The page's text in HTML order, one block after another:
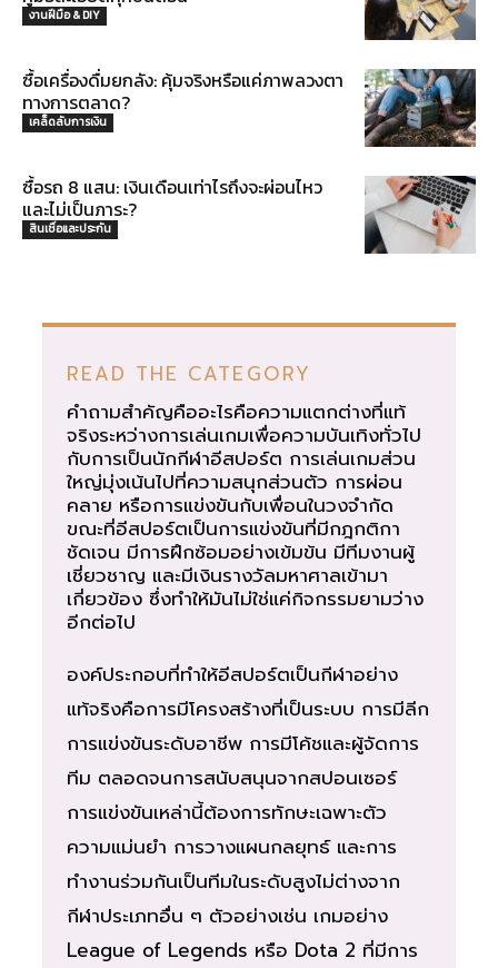
งานฝีมือ & DIY
ซื้อเครื่องดื่มยกลัง: คุ้มจริงหรือแค่ภาพลวงตา
ทางการตลาด?
เคล็ดลับการเงิน
ซื้อรถ 8 แสน: เงินเดือนเท่าไรถึงจะผ่อนไหว
และไม่เป็นภาระ?
สินเชื่อและประกัน
READ THE CATEGORY
คำถามสำคัญคืออะไรคือความแตกต่างที่แท้
จริงระหว่างการเล่นเกมเพื่อความบันเทิงทั่วไป
กับการเป็นนักกีฬาอีสปอร์ต การเล่นเกมส่วน
ใหญ่มุ่งเน้นไปที่ความสนุกส่วนตัว การผ่อน
คลาย หรือการแข่งขันกับเพื่อนในวงจำกัด
ขณะที่อีสปอร์ตเป็นการแข่งขันที่มีกฎกติกา
ชัดเจน มีการฝึกซ้อมอย่างเข้มข้น มีทีมงานผู้
เชี่ยวชาญ และมีเงินรางวัลมหาศาลเข้ามา
เกี่ยวข้อง ซึ่งทำให้มันไม่ใช่แค่กิจกรรมยามว่าง
อีกต่อไป
องค์ประกอบที่ทำให้อีสปอร์ตเป็นกีฬาอย่าง
แท้จริงคือการมีโครงสร้างที่เป็นระบบ การมีลีก
การแข่งขันระดับอาชีพ การมีโค้ชและผู้จัดการ
ทีม ตลอดจนการสนับสนุนจากสปอนเซอร์
การแข่งขันเหล่านี้ต้องการทักษะเฉพาะตัว
ความแม่นยำ การวางแผนกลยุทธ์ และการ
ทำงานร่วมกันเป็นทีมในระดับสูงไม่ต่างจาก
กีฬาประเภทอื่น ๆ ตัวอย่างเช่น เกมอย่าง
League of Legends หรือ Dota 2 ที่มีการ